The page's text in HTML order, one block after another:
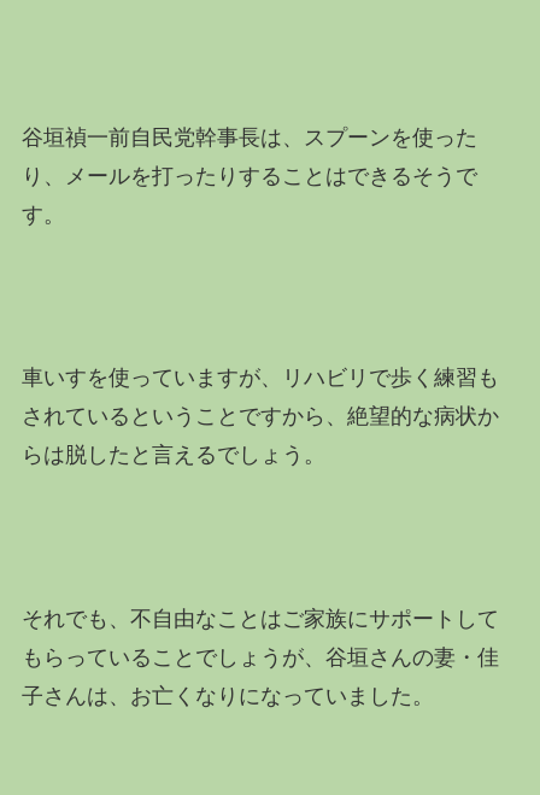
谷垣禎一前自民党幹事長は、スプーンを使った
り、メールを打ったりすることはできるそうで
す。
車いすを使っていますが、リハビリで歩く練習も
されているということですから、絶望的な病状か
らは脱したと言えるでしょう。
それでも、不自由なことはご家族にサポートして
もらっていることでしょうが、谷垣さんの妻・佳
子さんは、お亡くなりになっていました。